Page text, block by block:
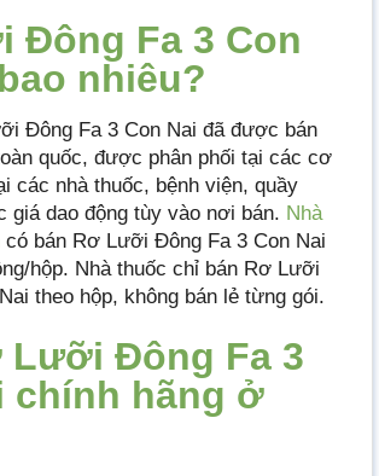
Đông Fa 3 Con
nhiêu?
Đông Fa 3 Con Nai đã được bán
quốc, được phân phối tại các cơ
các nhà thuốc, bệnh viện, quầy
giá dao động tùy vào nơi bán. Nhà
có bán Rơ Lưỡi Đông Fa 3 Con Nai
hộp. Nhà thuốc chỉ bán Rơ Lưỡi
theo hộp, không bán lẻ từng gói.
Lưỡi Đông Fa 3
chính hãng ở